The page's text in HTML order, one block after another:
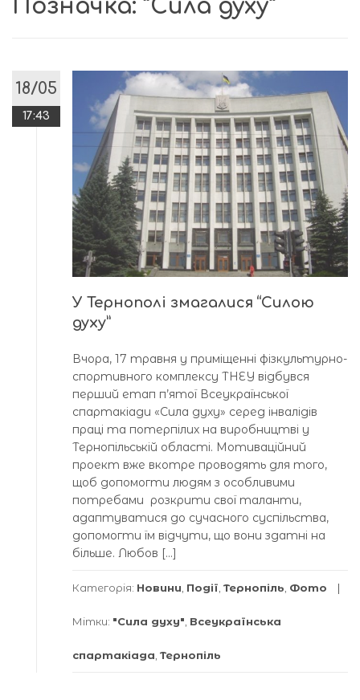
Позначка: “Сила духу”
18/05
17:43
У Тернополі змагалися “Силою
духу”
Вчора, 17 травня у приміщенні фізкультурно-
спортивного комплексу ТНЕУ відбувся
перший етап п’ятої Всеукраїнської
спартакіади «Сила духу» серед інвалідів
праці та потерпілих на виробництві у
Тернопільській області. Мотиваційний
проект вже вкотре проводять для того,
щоб допомогти людям з особливими
потребами розкрити свої таланти,
адаптуватися до сучасного суспільства,
допомогти їм відчути, що вони здатні на
більше. Любов […]
Категорія: Новини Події Тернопіль Фото
Мітки: "Сила духу" Всеукраїнська
спартакіада Тернопіль